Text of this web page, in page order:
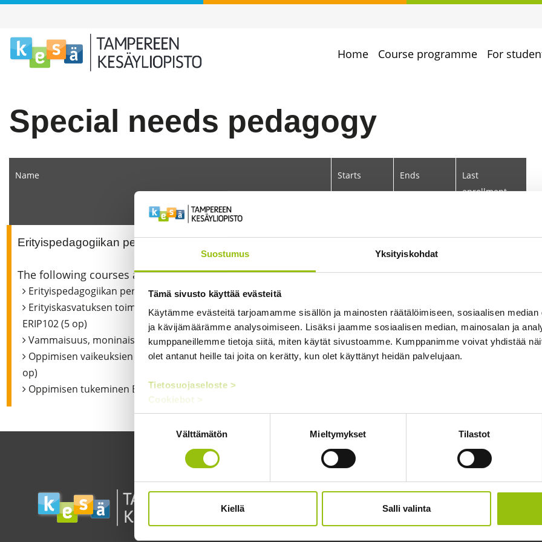
Suostumus Yksityiskohdat
Tämä sivusto käyttää evästeitä
Käytämme evästeitä tarjoamamme sisällön ja mainosten räätälöimiseen, sosiaalisen
ja kävijämäärämme analysoimiseen. Lisäksi jaamme sosiaalisen median, mainosalan ja
kumppaneillemme tietoja siitä, miten käytät sivustoamme. Kumppanimme voivat yhdistää
olet antanut heille tai joita on kerätty, kun olet käyttänyt heidän palvelujaan.
Tietosuojaseloste >
Cookiebot >
valinta
Välttämätön Mieltymykset Tilastot
Kiellä Salli valinta
Home Course programme For
Special needs pedagogy
Name Starts Ends
Last
enrollment
Erityispedagogiikan perusopinnot 25 op
The following courses are included in this module:
Erityispedagogiikan perusteet ERIP101 (5 op)
Erityiskasvatuksen toimintaympäristöt ja yhteistyöverkostot
ERIP102 (5 op)
Vammaisuus, moninaisuus ja osallisuus ERIP103 (5 op)
Oppimisen vaikeuksien määrittely ja tunnistaminen ERIP104 (5
op)
Oppimisen tukeminen ERIP105 (5 op)